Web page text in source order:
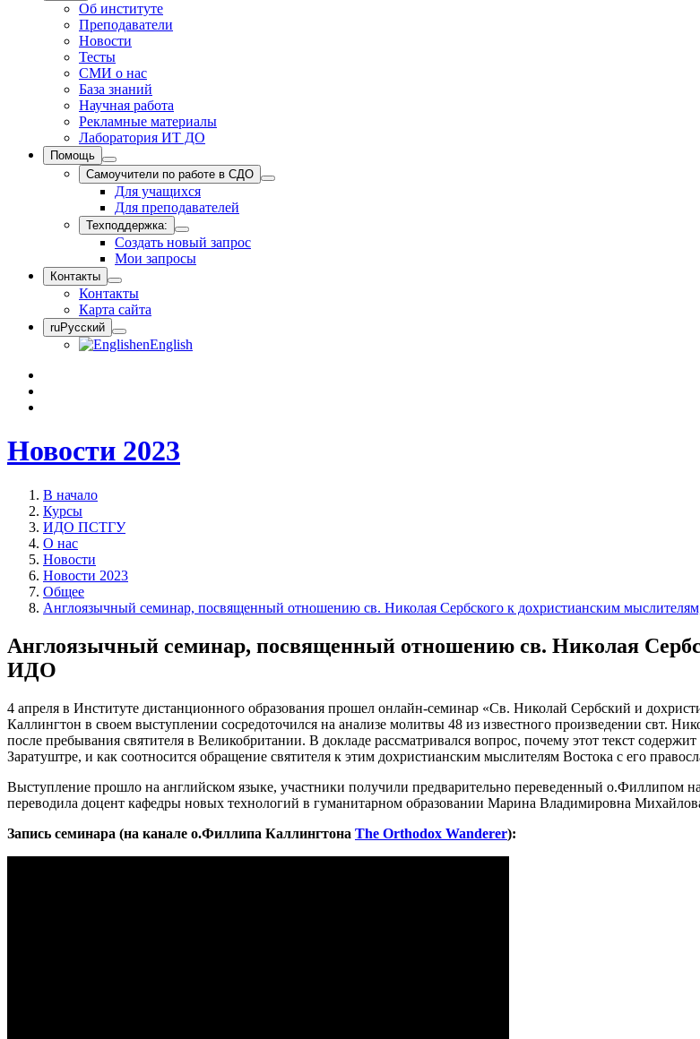
Об институте
Преподаватели
Новости
Тесты
СМИ о нас
База знаний
Научная работа
Рекламные материалы
Лаборатория ИТ ДО
Помощь
Самоучители по работе в СДО
Для учащихся
Для преподавателей
Техподдержка:
Создать новый запрос
Мои запросы
Контакты
Контакты
Карта сайта
ruРусский
enEnglish
Новости 2023
В начало
Курсы
ИДО ПСТГУ
О нас
Новости
Новости 2023
Общее
Англоязычный семинар, посвященный отношению св. Николая Сербского к дохристианским
Англоязычный семинар, посвященный отношению св. Николая
ИДО
4 апреля в Институте дистанционного образования прошел онлайн-семинар «Св. Николай Сербский и
Каллингтон в своем выступлении сосредоточился на анализе молитвы 48 из известного произведении свт.
после пребывания святителя в Великобритании. В докладе рассматривался вопрос, почему этот текст
Заратуштре, и как соотносится обращение святителя к этим дохристианским мыслителям Востока с его
Выступление прошло на английском языке, участники получили предварительно переведенный о.Филлипом
переводила доцент кафедры новых технологий в гуманитарном образовании Марина Владимировна
Запись семинара (на канале о.Филлипа Каллингтона The Orthodox Wanderer):